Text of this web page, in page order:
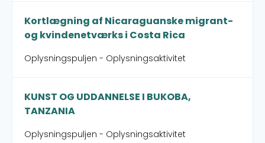
Kortlægning af Nicaraguanske migrant-
og kvindenetværks i Costa Rica
Oplysningspuljen - Oplysningsaktivitet
KUNST OG UDDANNELSE I BUKOBA,
TANZANIA
Oplysningspuljen - Oplysningsaktivitet